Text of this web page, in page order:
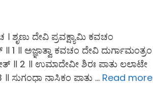
ದೇವಿ ಪ್ರವಕ್ಷ್ಯಾಮಿ ಕವಚಂ
॥ ಅಜ್ಞಾತ್ವಾ ಕವಚಂ ದೇವಿ ದುರ್ಗಾಮಂತ್ರಂ
॥ 2 ॥ ಉಮಾದೇವೀ ಶಿರಃ ಪಾತು ಲಲಾಟೇ
ಸುಗಂಧಾ ನಾಸಿಕಂ ಪಾತು … Read more